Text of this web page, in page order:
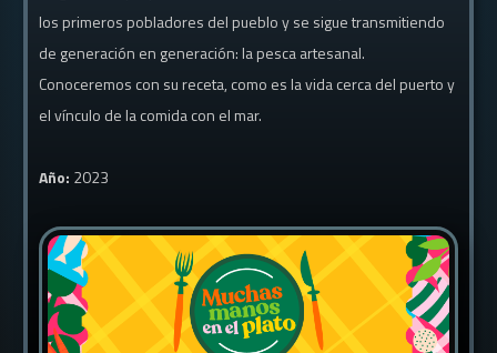
los primeros pobladores del pueblo y se sigue transmitiendo
de generación en generación: la pesca artesanal.
Conoceremos con su receta, como es la vida cerca del puerto y
el vínculo de la comida con el mar.
Año: 2023